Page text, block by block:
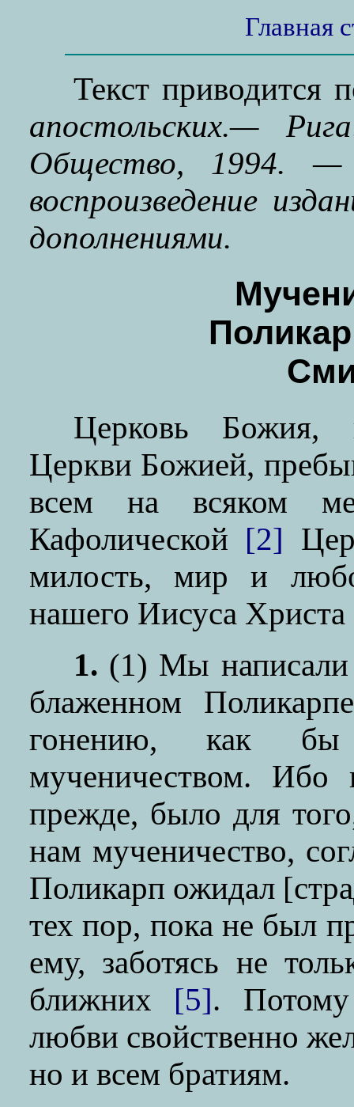
Главная
Текст приводится
апостольских.—
Общество, 1994. —
воспроизведение
дополнениями.
Церковь Божия,
Церкви Божией,
всем на всяком
Кафолической [2]
милость, мир и
нашего Иисуса Христа
1. (1) Мы написали
блаженном
гонению, как бы
мученичеством. Ибо
прежде, было для
нам мученичество,
Поликарп ожидал
тех пор, пока не был
ему, заботясь не
ближних [5].
любви свойственно
но и всем братиям.